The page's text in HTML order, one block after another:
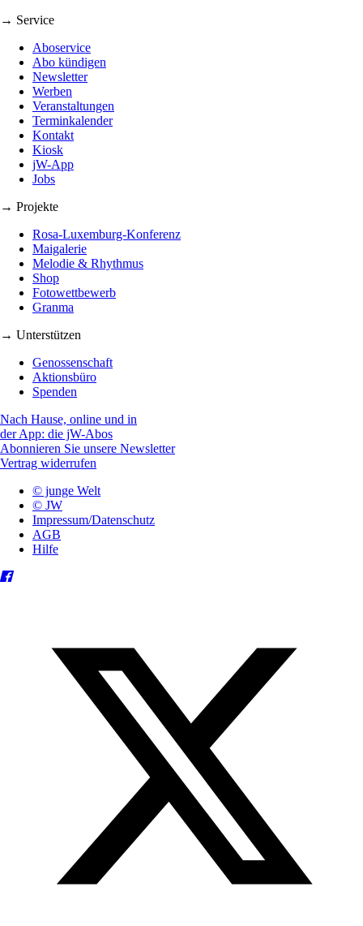
→ Service
Aboservice
Abo kündigen
Newsletter
Werben
Veranstaltungen
Terminkalender
Kontakt
Kiosk
jW-App
Jobs
→ Projekte
Rosa-Luxemburg-Konferenz
Maigalerie
Melodie & Rhythmus
Shop
Fotowettbewerb
Granma
→ Unterstützen
Genossenschaft
Aktionsbüro
Spenden
Nach Hause, online und in
der App: die jW-Abos
Abonnieren Sie unsere Newsletter
Vertrag widerrufen
© junge Welt
© JW
Impressum/Datenschutz
AGB
Hilfe